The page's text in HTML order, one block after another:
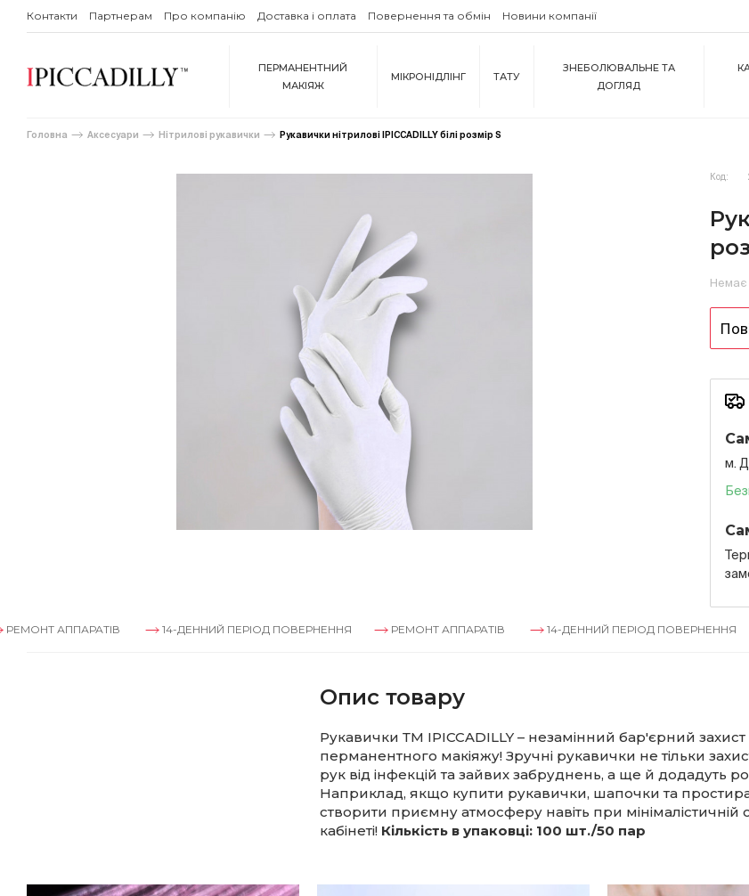
Контакти Партнерам Про компанію Доставка і оплата Повернення та обмін Новини компанії
ПЕРМАНЕНТНИЙ
МАКІЯЖ
МІКРОНІДЛІНГ ТАТУ
ЗНЕБОЛЮВАЛЬНЕ ТА
ДОГЛЯД
Головна Аксесуари Нітрилові рукавички Рукавички нітрилові IPICCADILLY білі розмір S
Код:
Немає
м.
14-ДЕННИЙ ПЕРІОД ПОВЕРНЕННЯ РЕМОНТ АППАРАТІВ 14-ДЕННИЙ ПЕРІОД ПОВЕРНЕННЯ
Опис товару
Рукавички ТМ IPICCADILLY – незамінний бар'єрний
перманентного макіяжу! Зручні рукавички не тільки
рук від інфекцій та зайвих забруднень, а ще й додадуть
Наприклад, якщо купити рукавички, шапочки та
створити приємну атмосферу навіть при мінімалістичній
кабінеті! Кількість в упаковці: 100 шт./50 пар